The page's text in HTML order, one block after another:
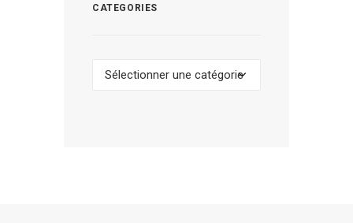
CATEGORIES
Categories